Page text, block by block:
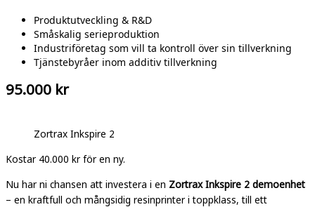
Produktutveckling & R&D
Småskalig serieproduktion
Industriföretag som vill ta kontroll över sin tillverkning
Tjänstebyråer inom additiv tillverkning
95.000 kr
Zortrax Inkspire 2
Kostar 40.000 kr för en ny.
Nu har ni chansen att investera i en Zortrax Inkspire 2 demoenhet
– en kraftfull och mångsidig resinprinter i toppklass, till ett